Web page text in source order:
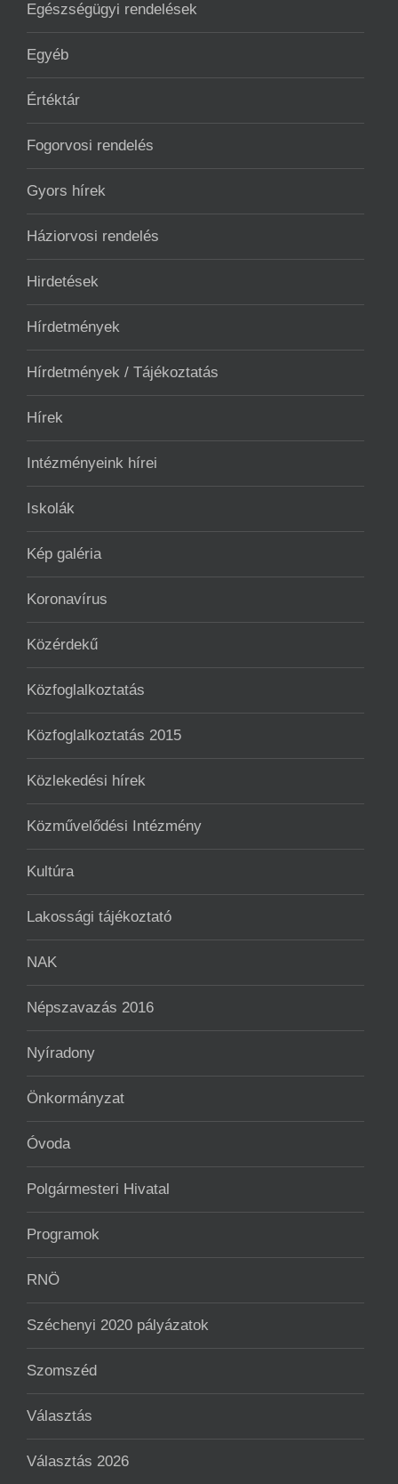
Egészségügyi rendelések
Egyéb
Értéktár
Fogorvosi rendelés
Gyors hírek
Háziorvosi rendelés
Hirdetések
Hírdetmények
Hírdetmények / Tájékoztatás
Hírek
Intézményeink hírei
Iskolák
Kép galéria
Koronavírus
Közérdekű
Közfoglalkoztatás
Közfoglalkoztatás 2015
Közlekedési hírek
Közművelődési Intézmény
Kultúra
Lakossági tájékoztató
NAK
Népszavazás 2016
Nyíradony
Önkormányzat
Óvoda
Polgármesteri Hivatal
Programok
RNÖ
Széchenyi 2020 pályázatok
Szomszéd
Választás
Választás 2026